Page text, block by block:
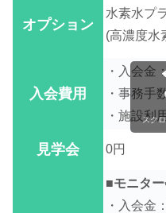
オプション
水素水プ
(高濃度水
入会費用
・入会金
・事務手
・施設利
見学会 0円
■モニタ
・入会金
スク